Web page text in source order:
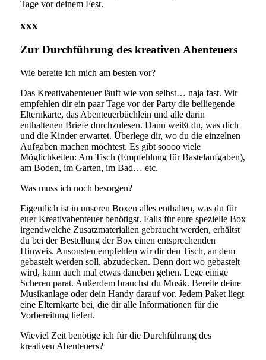
Tage vor deinem Fest.
xxx
Zur Durchführung des kreativen Abenteuers
Wie bereite ich mich am besten vor?
Das Kreativabenteuer läuft wie von selbst… naja fast. Wir
empfehlen dir ein paar Tage vor der Party die beiliegende
Elternkarte, das Abenteuerbüchlein und alle darin
enthaltenen Briefe durchzulesen. Dann weißt du, was dich
und die Kinder erwartet. Überlege dir, wo du die einzelnen
Aufgaben machen möchtest. Es gibt soooo viele
Möglichkeiten: Am Tisch (Empfehlung für Bastelaufgaben),
am Boden, im Garten, im Bad… etc.
Was muss ich noch besorgen?
Eigentlich ist in unseren Boxen alles enthalten, was du für
euer Kreativabenteuer benötigst. Falls für eure spezielle Box
irgendwelche Zusatzmaterialien gebraucht werden, erhältst
du bei der Bestellung der Box einen entsprechenden
Hinweis. Ansonsten empfehlen wir dir den Tisch, an dem
gebastelt werden soll, abzudecken. Denn dort wo gebastelt
wird, kann auch mal etwas daneben gehen. Lege einige
Scheren parat. Außerdem brauchst du Musik. Bereite deine
Musikanlage oder dein Handy darauf vor. Jedem Paket liegt
eine Elternkarte bei, die dir alle Informationen für die
Vorbereitung liefert.
Wieviel Zeit benötige ich für die Durchführung des
kreativen Abenteuers?